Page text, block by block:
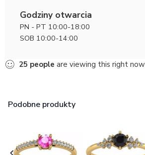
Godziny otwarcia
PN - PT 10:00-18:00
SOB 10:00-14:00
25 people are viewing this right now
Podobne produkty